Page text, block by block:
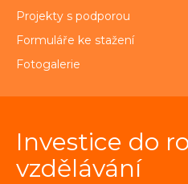
Projekty s podporou
Formuláře ke stažení
Fotogalerie
Investice do
vzdělávání